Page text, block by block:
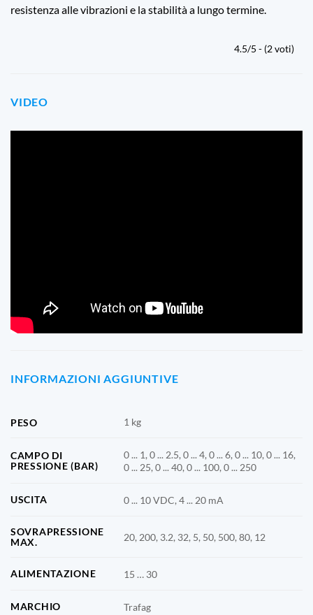
resistenza alle vibrazioni e la stabilità a lungo termine.
4.5/5 - (2 voti)
VIDEO
INFORMAZIONI AGGIUNTIVE
PESO 1 kg
CAMPO DI
PRESSIONE (BAR)
0 ... 1, 0 ... 2.5, 0 ... 4, 0 ... 6, 0 ... 10, 0 ... 16,
0 ... 25, 0 ... 40, 0 ... 100, 0 ... 250
USCITA 0 ... 10 VDC, 4 ... 20 mA
SOVRAPRESSIONE
MAX.
20, 200, 3.2, 32, 5, 50, 500, 80, 12
ALIMENTAZIONE 15 … 30
MARCHIO Trafag